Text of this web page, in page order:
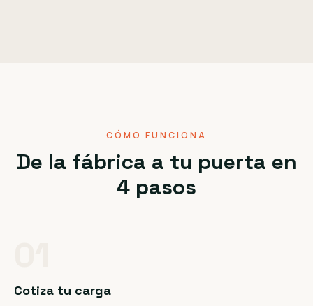
CÓMO FUNCIONA
De la fábrica a tu puerta en
4 pasos
Cotiza tu carga